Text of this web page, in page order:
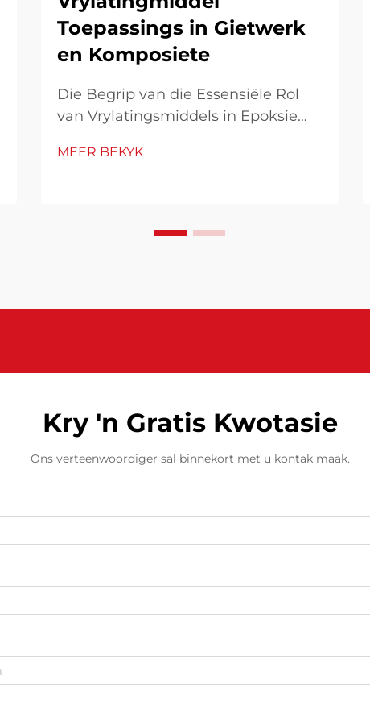
Toepassings in Gietwerk
en Komposiete
Die Begrip van die Essensiële Rol
van Vrylatingsmiddels in Epoksie
vervaardiging en handwerk met
MEER BEKYK
Kry 'n Gratis Kwotasie
Ons verteenwoordiger sal binnekort met u kontak maak.